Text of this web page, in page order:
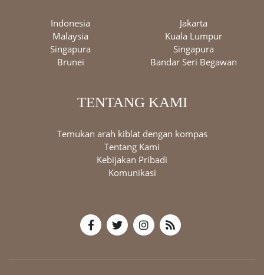
Indonesia
Malaysia
Singapura
Brunei
Jakarta
Kuala Lumpur
Singapura
Bandar Seri Begawan
TENTANG KAMI
Temukan arah kiblat dengan kompas
Tentang Kami
Kebijakan Pribadi
Komunikasi